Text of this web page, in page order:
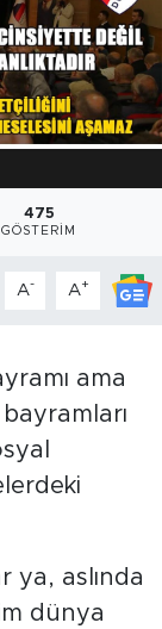
475
GÖSTERIM
A- A+
ama
ya, aslında
dünya